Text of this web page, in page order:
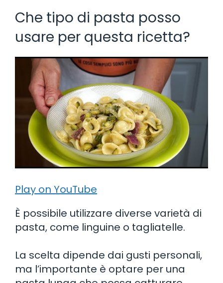
Che tipo di pasta posso
usare per questa ricetta?
Play on YouTube
È possibile utilizzare diverse varietà di
pasta, come linguine o tagliatelle.
La scelta dipende dai gusti personali,
ma l’importante è optare per una